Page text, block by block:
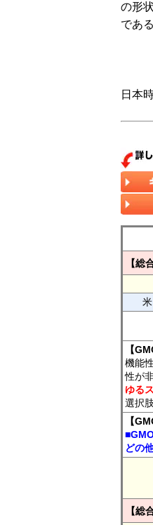
の形
である
日本
【総
【
機能
性が
ゆる
選択
【
どの
【総